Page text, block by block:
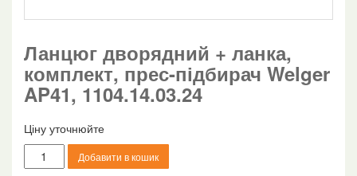
Ланцюг дворядний + ланка,
комплект, прес-підбирач Welger
AP41, 1104.14.03.24
Ціну уточнюйте
Ланцюг
дворядний
Добавити в кошик